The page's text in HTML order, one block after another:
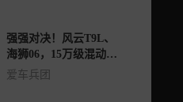
强强对决！风云T9L、
海狮06，15万级混动
SUV的差距有多大？
爱车兵团